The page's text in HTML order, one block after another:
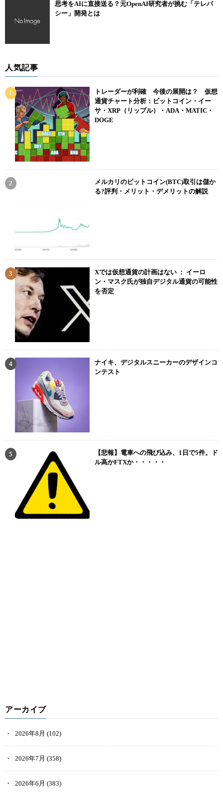
思考をAIに直接送る？元OpenAI研究者が挑む「テレパ
シー」開発とは
人気記事
トレーダーが利確 今後の展開は？ 仮想
通貨チャート分析：ビットコイン・イー
サ・XRP（リップル）・ADA・MATIC・
DOGE
メルカリのビットコイン(BTC)取引は儲か
る?評判・メリット・デメリットの解説
Xでは仮想通貨の計画はない ： イーロ
ン・マスク氏が独自デジタル通貨の可能性
を否定
ナイキ、デジタルスニーカーのデザインコ
ンテスト
【悲報】電車への飛び込み、1日で5件。ド
ル高かFTXか・・・・・
アーカイブ
2026年8月 (102)
2026年7月 (358)
2026年6月 (383)